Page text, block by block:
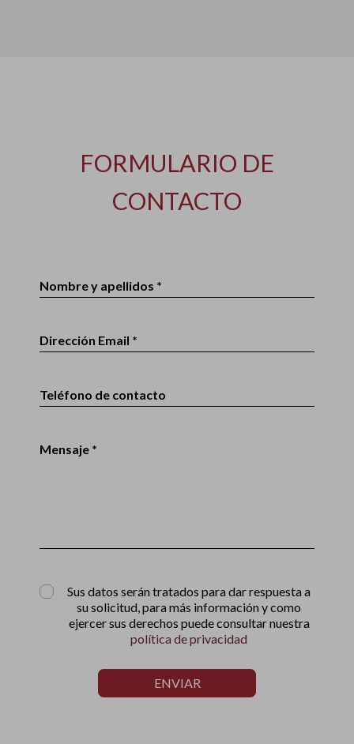
FORMULARIO DE
CONTACTO
Nombre y apellidos *
Dirección Email *
Teléfono de contacto
Mensaje *
Sus datos serán tratados para dar respuesta a
su solicitud, para más información y como
ejercer sus derechos puede consultar nuestra
política de privacidad
ENVIAR